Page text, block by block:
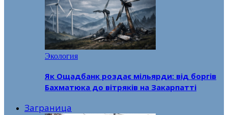
Экология
Як Ощадбанк роздає мільярди: від боргів
Бахматюка до вітряків на Закарпатті
Заграница